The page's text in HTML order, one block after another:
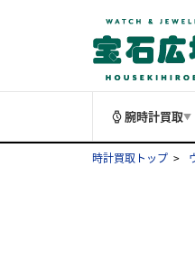
腕時計買取▼
時計買取トップ